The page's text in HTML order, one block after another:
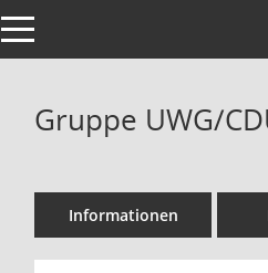
Toggle navigation
Gruppe UWG/
Informationen